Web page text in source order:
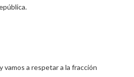
vamos a respetar a la fracción